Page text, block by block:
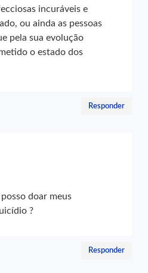
incuráveis e
ou ainda as pessoas
pela sua evolução
o estado dos
Responder
doar meus
?
Responder